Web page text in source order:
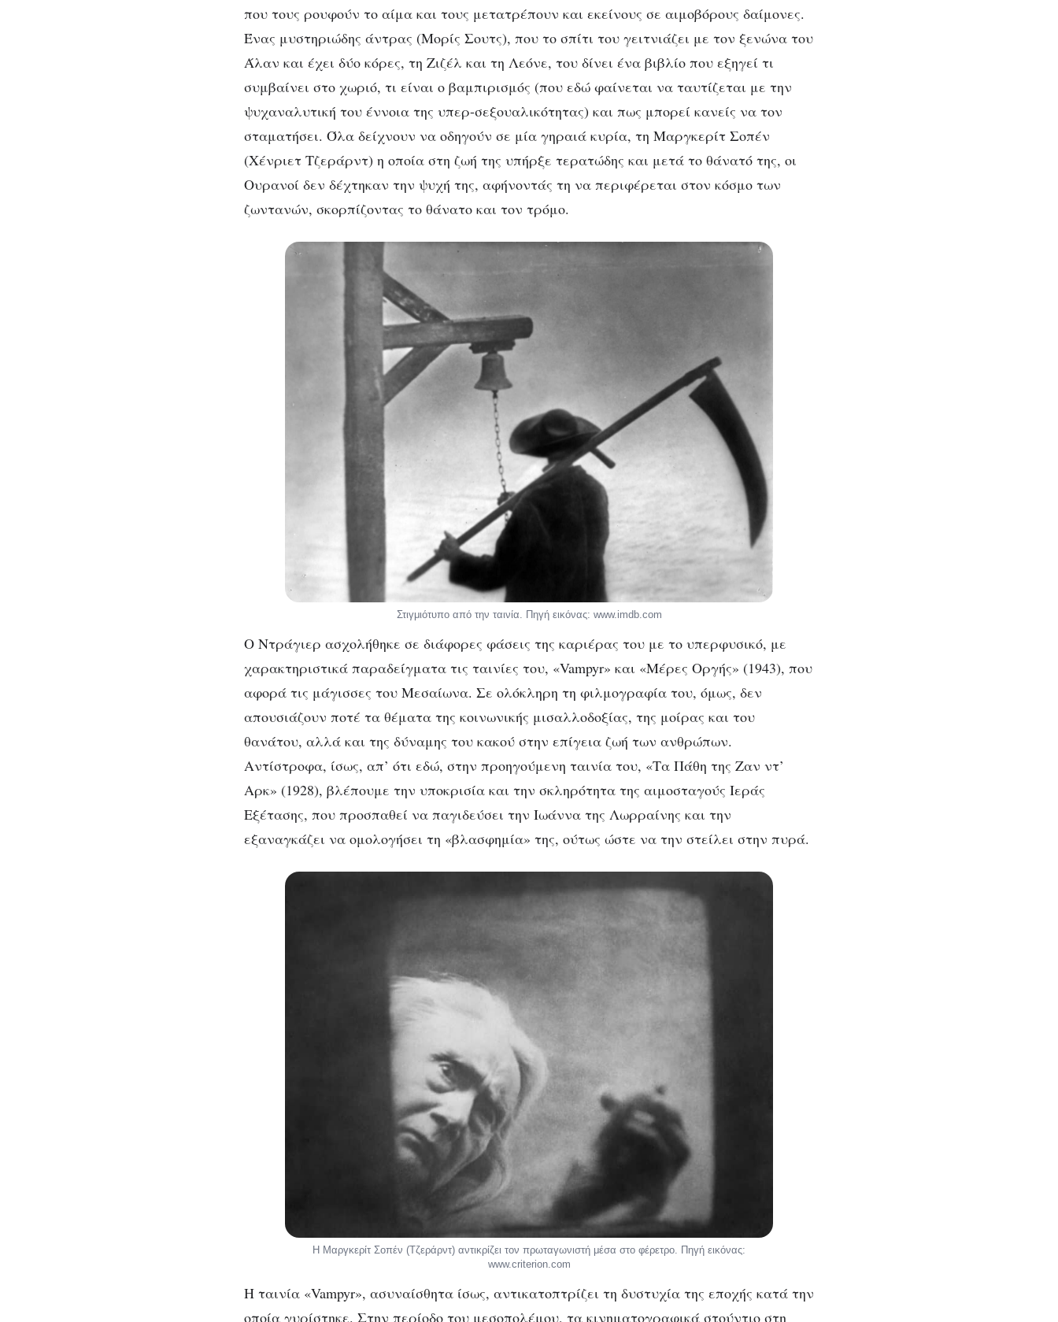
που τους ρουφούν το αίμα και τους μετατρέπουν και εκείνους σε αιμοβόρους δαίμονες.
Ένας μυστηριώδης άντρας (Μορίς Σουτς), που το σπίτι του γειτνιάζει με τον ξενώνα του
Άλαν και έχει δύο κόρες, τη Ζιζέλ και τη Λεόνε, του δίνει ένα βιβλίο που εξηγεί τι
συμβαίνει στο χωριό, τι είναι ο βαμπιρισμός (που εδώ φαίνεται να ταυτίζεται με την
ψυχαναλυτική του έννοια της υπερ-σεξουαλικότητας) και πως μπορεί κανείς να τον
σταματήσει. Όλα δείχνουν να οδηγούν σε μία γηραιά κυρία, τη Μαργκερίτ Σοπέν
(Χένριετ Τζεράρντ) η οποία στη ζωή της υπήρξε τερατώδης και μετά το θάνατό της, οι
Ουρανοί δεν δέχτηκαν την ψυχή της, αφήνοντάς τη να περιφέρεται στον κόσμο των
ζωντανών, σκορπίζοντας το θάνατο και τον τρόμο.
Στιγμιότυπο από την ταινία. Πηγή εικόνας: www.imdb.com
Ο Ντράγιερ ασχολήθηκε σε διάφορες φάσεις της καριέρας του με το υπερφυσικό, με
χαρακτηριστικά παραδείγματα τις ταινίες του, «Vampyr» και «Μέρες Οργής» (1943), που
αφορά τις μάγισσες του Μεσαίωνα. Σε ολόκληρη τη φιλμογραφία του, όμως, δεν
απουσιάζουν ποτέ τα θέματα της κοινωνικής μισαλλοδοξίας, της μοίρας και του
θανάτου, αλλά και της δύναμης του κακού στην επίγεια ζωή των ανθρώπων.
Αντίστροφα, ίσως, απ’ ότι εδώ, στην προηγούμενη ταινία του, «Τα Πάθη της Ζαν ντ’
Αρκ» (1928), βλέπουμε την υποκρισία και την σκληρότητα της αιμοσταγούς Ιεράς
Εξέτασης, που προσπαθεί να παγιδεύσει την Ιωάννα της Λωρραίνης και την
εξαναγκάζει να ομολογήσει τη «βλασφημία» της, ούτως ώστε να την στείλει στην πυρά.
Η Μαργκερίτ Σοπέν (Τζεράρντ) αντικρίζει τον πρωταγωνιστή μέσα στο φέρετρο. Πηγή εικόνας:
www.criterion.com
Η ταινία «Vampyr», ασυναίσθητα ίσως, αντικατοπτρίζει τη δυστυχία της εποχής κατά την
οποία γυρίστηκε. Στην περίοδο του μεσοπολέμου, τα κινηματογραφικά στούντιο στη